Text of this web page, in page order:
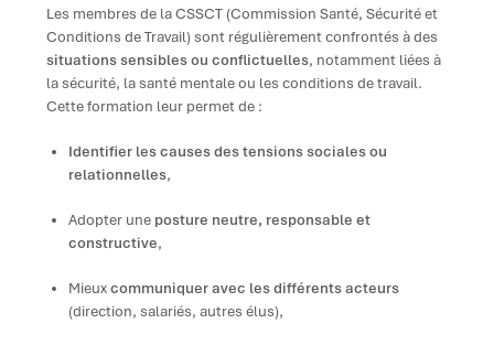
Les membres de la CSSCT (Commission Santé, Sécurité et
Conditions de Travail) sont régulièrement confrontés à des
situations sensibles ou conflictuelles, notamment liées à
la sécurité, la santé mentale ou les conditions de travail.
Cette formation leur permet de :
Identifier les causes des tensions sociales ou
relationnelles,
Adopter une posture neutre, responsable et
constructive,
Mieuxcommuniquer avec les différents acteurs
(direction, salariés, autres élus),